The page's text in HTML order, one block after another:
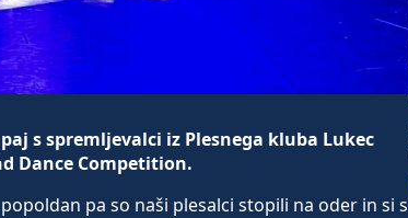
s spremljevalci iz Plesnega kluba Lukec
Dance Competition.
pa so naši plesalci stopili na oder in si s